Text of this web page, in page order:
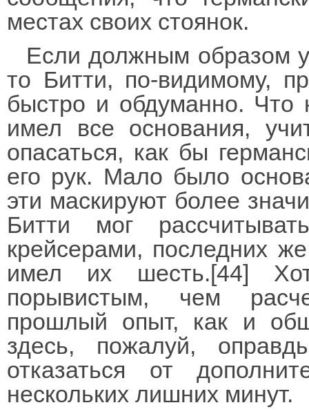
местах своих стоянок.
Если должным образом
то Битти, по-видимому,
быстро и обдуманно. Что
имел все основания,
опасаться, как бы
его рук. Мало было
эти маскируют более
Битти мог
крейсерами, последних
имел их шесть.[44]
порывистым, чем
прошлый опыт, как и
здесь, пожалуй,
отказаться от
нескольких лишних минут.